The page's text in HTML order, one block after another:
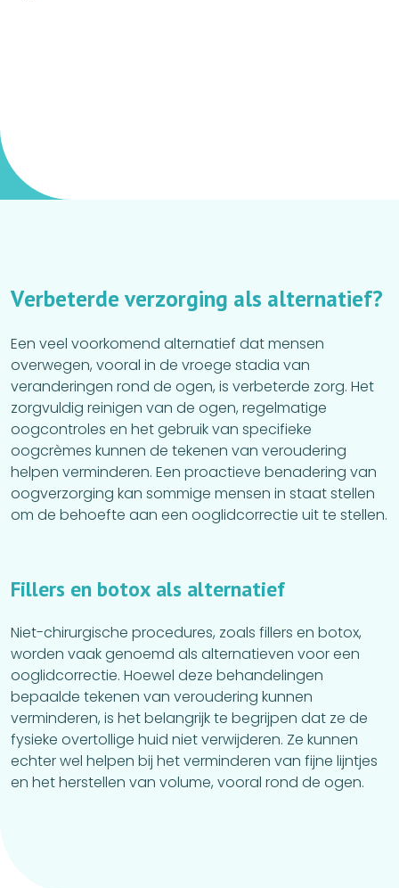
Verbeterde verzorging als alternatief?
Een veel voorkomend alternatief dat mensen
overwegen, vooral in de vroege stadia van
veranderingen rond de ogen, is verbeterde zorg. Het
zorgvuldig reinigen van de ogen, regelmatige
oogcontroles en het gebruik van specifieke
oogcrèmes kunnen de tekenen van veroudering
helpen verminderen. Een proactieve benadering van
oogverzorging kan sommige mensen in staat stellen
om de behoefte aan een ooglidcorrectie uit te stellen.
Fillers en botox als alternatief
Niet-chirurgische procedures, zoals fillers en botox,
worden vaak genoemd als alternatieven voor een
ooglidcorrectie. Hoewel deze behandelingen
bepaalde tekenen van veroudering kunnen
verminderen, is het belangrijk te begrijpen dat ze de
fysieke overtollige huid niet verwijderen. Ze kunnen
echter wel helpen bij het verminderen van fijne lijntjes
en het herstellen van volume, vooral rond de ogen.